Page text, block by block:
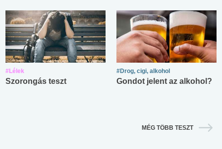
#Lélek
Szorongás teszt
#Drog, cigi, alkohol
Gondot jelent az alkohol?
MÉG TÖBB TESZT